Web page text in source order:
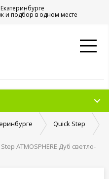
и подбор в одном месте
Quick Step
ATMOSPHERE Дуб светло-